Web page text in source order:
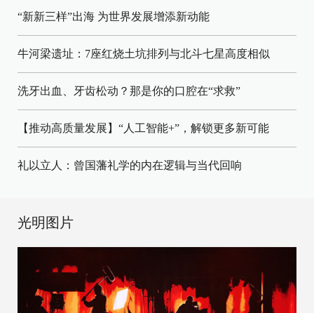
“新新三样”出海 为世界发展增添新动能
牛河梁遗址：7座红烧土坑排列与北斗七星高度相似
洗牙出血、牙齿松动？那是你的口腔在“求救”
【推动高质量发展】“人工智能+”，解锁更多新可能
礼以立人：曾国藩礼学的内在逻辑与当代回响
光明图片